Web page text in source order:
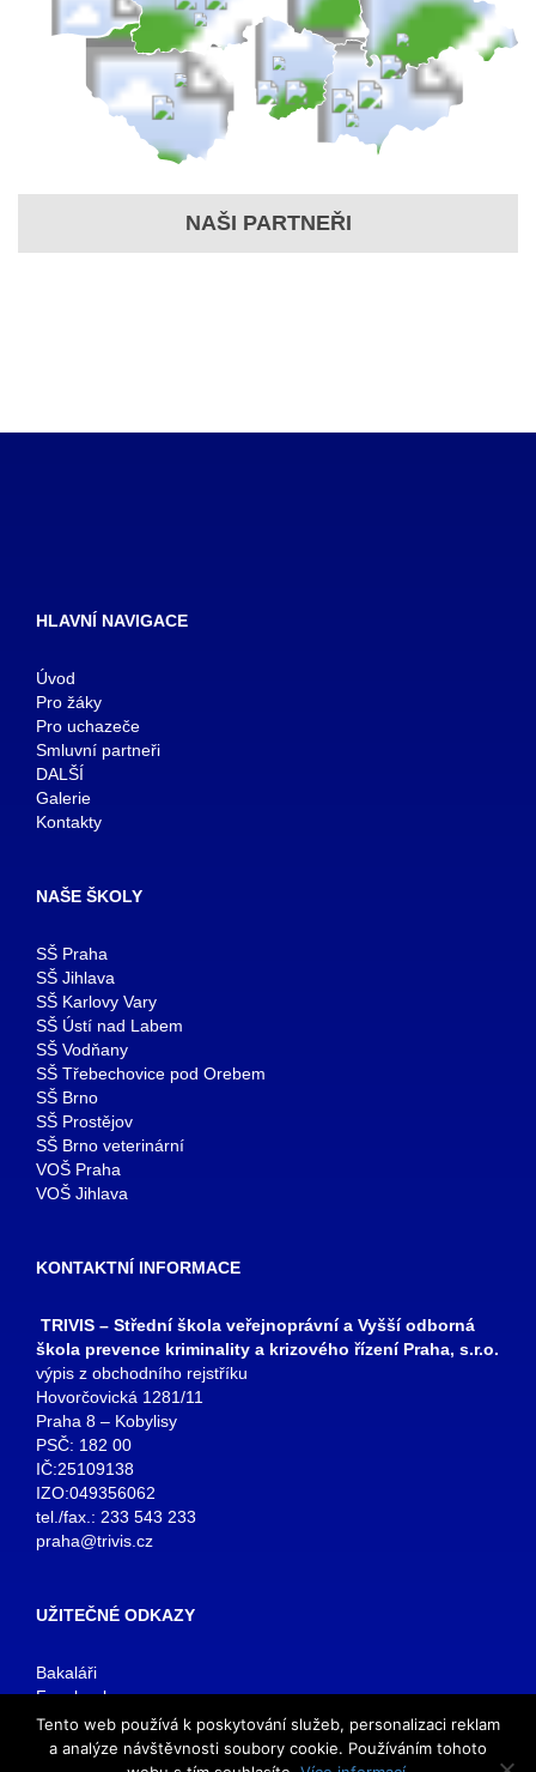
NAŠI PARTNEŘI
HLAVNÍ NAVIGACE
Úvod
Pro žáky
Pro uchazeče
Smluvní partneři
DALŠÍ
Galerie
Kontakty
NAŠE ŠKOLY
SŠ Praha
SŠ Jihlava
SŠ Karlovy Vary
SŠ Ústí nad Labem
SŠ Vodňany
SŠ Třebechovice pod Orebem
SŠ Brno
SŠ Prostějov
SŠ Brno veterinární
VOŠ Praha
VOŠ Jihlava
KONTAKTNÍ INFORMACE
TRIVIS – Střední škola veřejnoprávní a Vyšší odborná
škola prevence kriminality a krizového řízení Praha, s.r.o.
výpis z obchodního rejstříku
Hovorčovická 1281/11
Praha 8 – Kobylisy
PSČ: 182 00
IČ:25109138
IZO:049356062
tel./fax.: 233 543 233
praha@trivis.cz
UŽITEČNÉ ODKAZY
Bakaláři
Facebook
VOŠ Praha
E-mail zaměstnanci
E-mail studenti
Tento web používá k poskytování služeb, personalizaci reklam
a analýze návštěvnosti soubory cookie. Používáním tohoto